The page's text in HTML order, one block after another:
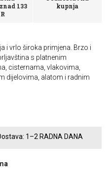
133
kupnja
i vrlo široka primjena. Brzo i
s platnenim
cisternama, vlakovima,
dijelovima, alatom i radnim
1–2 RADNA DANA